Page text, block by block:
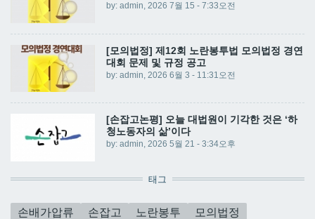
by: admin, 2026 7월 15 - 7:33오전
[모의법정] 제12회 노란봉투법 모의법정 경연
대회 문제 및 규정 공고
by: admin, 2026 6월 3 - 11:31오전
[손잡고논평] 오늘 대법원이 기각한 것은 ‘하
청노동자의 삶’이다
by: admin, 2026 5월 21 - 3:34오후
태그
손배가압류 손잡고 노란봉투
모의법정